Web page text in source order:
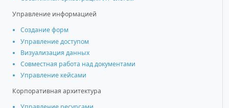
Управление информацией
Создание форм
Управление доступом
Визуализация данных
Совместная работа над документами
Управление кейсами
Корпоративная архитектура